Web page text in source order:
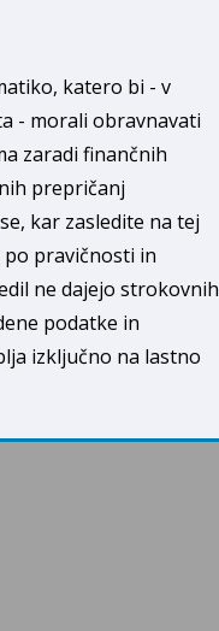
katero bi - v
- morali obravnavati
zaradi finančnih
prepričanj
kar zasledite na tej
po pravičnosti in
ne dajejo strokovnih
podatke in
izključno na lastno